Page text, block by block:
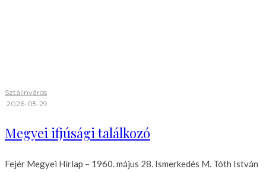
Sztálinváros
·2026-05-29
Megyei ifjúsági találkozó
Fejér Megyei Hírlap – 1960. május 28. Ismerkedés M. Tóth István